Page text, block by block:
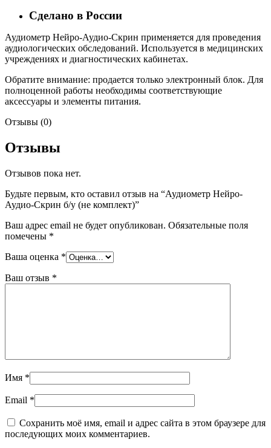
Сделано в России
Аудиометр Нейро-Аудио-Скрин применяется для проведения
аудиологических обследований. Используется в медицинских
учреждениях и диагностических кабинетах.
Обратите внимание: продается только электронный блок. Для
полноценной работы необходимы соответствующие
аксессуары и элементы питания.
Отзывы (0)
Отзывы
Отзывов пока нет.
Будьте первым, кто оставил отзыв на “Аудиометр Нейро-
Аудио-Скрин б/у (не комплект)”
Ваш адрес email не будет опубликован. Обязательные поля
помечены *
Ваша оценка *
Ваш отзыв *
Имя *
Email *
Сохранить моё имя, email и адрес сайта в этом браузере для
последующих моих комментариев.